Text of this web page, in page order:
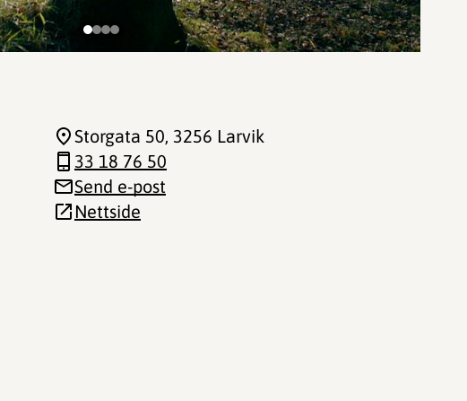
Storgata 50, 3256 Larvik
33 18 76 50
Send e-post
Nettside